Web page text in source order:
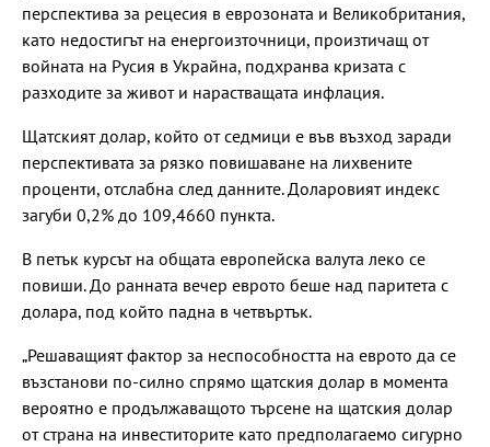
перспектива за рецесия в еврозоната и Великобритания,
като недостигът на енергоизточници, произтичащ от
войната на Русия в Украйна, подхранва кризата с
разходите за живот и нарастващата инфлация.
Щатският долар, който от седмици е във възход заради
перспективата за рязко повишаване на лихвените
проценти, отслабна след данните. Доларовият индекс
загуби 0,2% до 109,4660 пункта.
В петък курсът на общата европейска валута леко се
повиши. До ранната вечер еврото беше над паритета с
долара, под който падна в четвъртък.
„Решаващият фактор за неспособността на еврото да се
възстанови по-силно спрямо щатския долар в момента
вероятно е продължаващото търсене на щатския долар
от страна на инвеститорите като предполагаемо сигурно